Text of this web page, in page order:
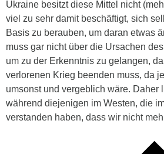
Ukraine besitzt diese Mittel nicht
viel zu sehr damit beschäftigt, sich
Basis zu berauben, um daran etwas
muss gar nicht über die Ursachen
um zu der Erkenntnis zu gelangen,
verlorenen Krieg beenden muss, da
umsonst und vergeblich wäre. Daher
während diejenigen im Westen, die
verstanden haben, dass wir nicht